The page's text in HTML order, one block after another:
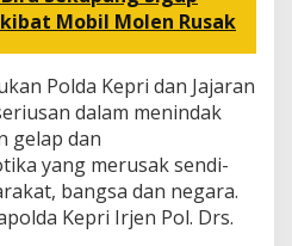
Mobil Molen Rusak
Polda Kepri dan Jajaran
dalam menindak
gelap dan
yang merusak sendi-
bangsa dan negara.
Kepri Irjen Pol. Drs.